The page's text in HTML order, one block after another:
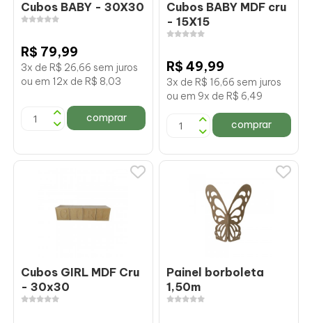
Cubos BABY - 30X30
R$ 79,99
3x de R$ 26,66 sem juros
ou em 12x de R$ 8,03
comprar
Cubos BABY MDF cru
- 15X15
R$ 49,99
3x de R$ 16,66 sem juros
ou em 9x de R$ 6,49
comprar
Cubos GIRL MDF Cru
- 30x30
Painel borboleta
1,50m